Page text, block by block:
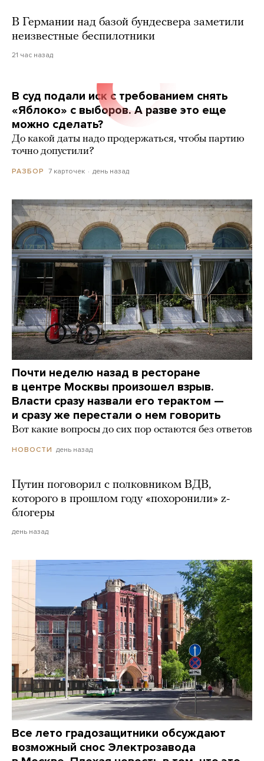
В Германии над базой бундесвера заметили
неизвестные беспилотники
21 час назад
В суд подали иск с требованием снять
«Яблоко» с выборов. А разве это еще
можно сделать?
До какой даты надо продержаться, чтобы партию
точно допустили?
РАЗБОР 7 карточек день назад
Почти неделю назад в ресторане
в центре Москвы произошел взрыв.
Власти сразу назвали его терактом —
и сразу же перестали о нем говорить
Вот какие вопросы до сих пор остаются без ответов
НОВОСТИ день назад
Путин поговорил с полковником ВДВ,
которого в прошлом году «похоронили» z-
блогеры
день назад
Все лето градозащитники обсуждают
возможный снос Электрозавода